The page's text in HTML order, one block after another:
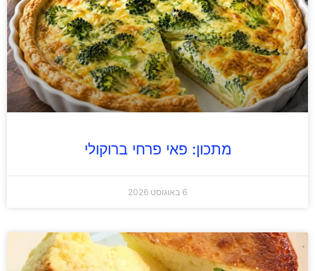
מתכון: פאי פרחי ברוקולי
6 באוגוסט 2026